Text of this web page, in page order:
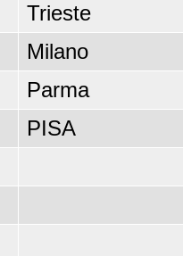
Trieste
Milano
Parma
PISA